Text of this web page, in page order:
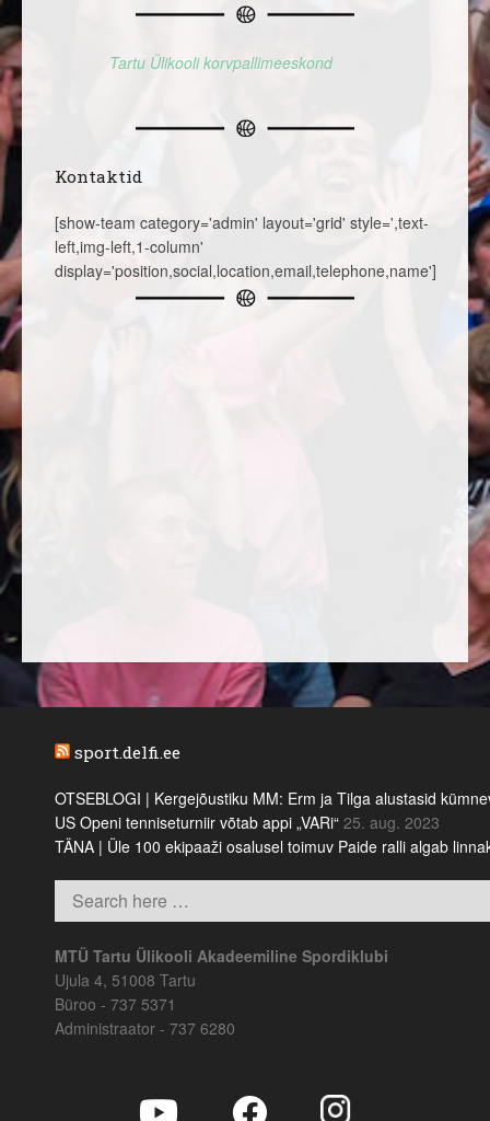
Tartu Ülikooli korvpallimeeskond
Kontaktid
[show-team category='admin' layout='grid' style=',text-
left,img-left,1-column'
display='position,social,location,email,telephone,name']
sport.delfi.ee
OTSEBLOGI | Kergejõustiku MM: Erm ja Tilga alustasid
US Openi tenniseturniir võtab appi „VARi“ 25. aug. 2023
TÄNA | Üle 100 ekipaaži osalusel toimuv Paide ralli algab
MTÜ Tartu Ülikooli Akadeemiline Spordiklubi
Ujula 4, 51008 Tartu
Büroo - 737 5371
Administraator - 737 6280